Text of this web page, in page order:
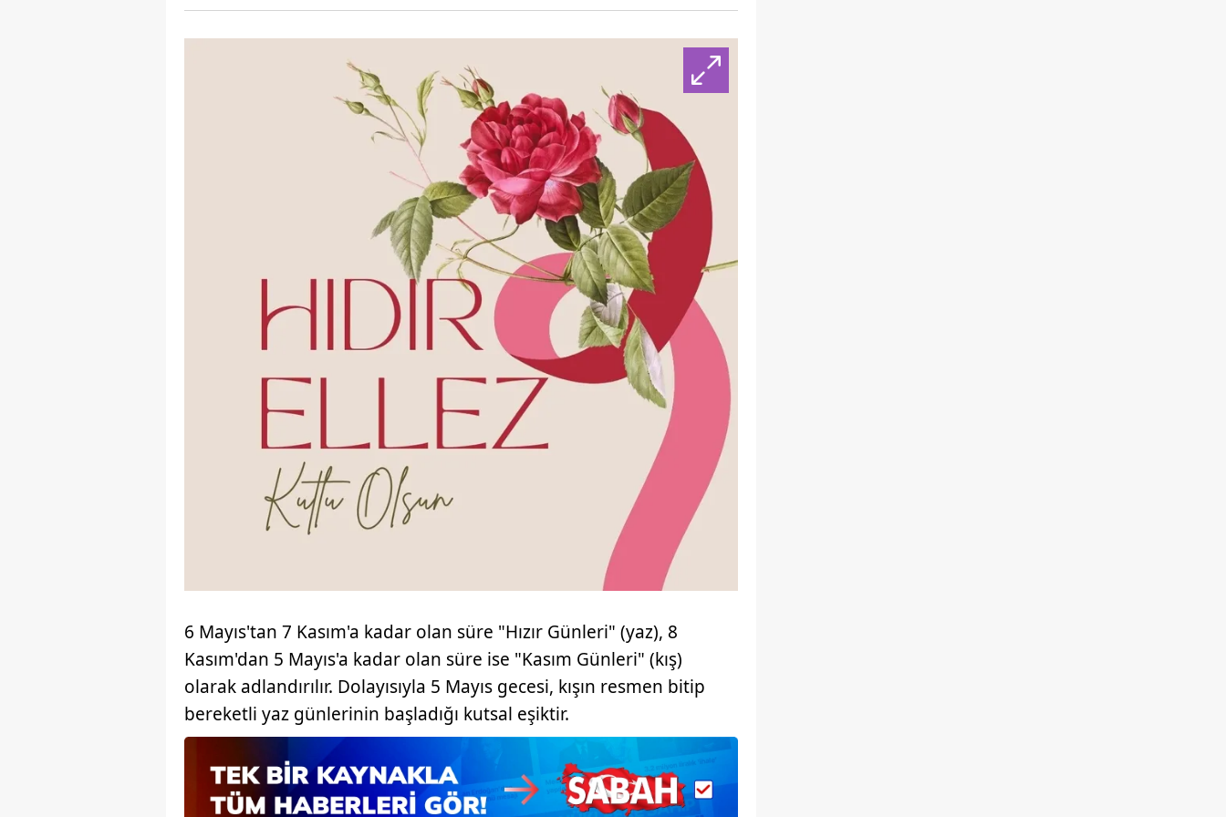
mevzuata uygun olarak kullanılan çerezlerle ilgili bilgi almak için lütfentıklayınız.
6 Mayıs'tan 7 Kasım'a kadar olan süre "Hızır Günleri" (yaz), 8
Kasım'dan 5 Mayıs'a kadar olan süre ise "Kasım Günleri" (kış)
olarak adlandırılır. Dolayısıyla 5 Mayıs gecesi, kışın resmen bitip
bereketli yaz günlerinin başladığı kutsal eşiktir.